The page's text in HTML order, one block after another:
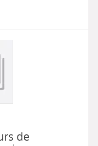
de